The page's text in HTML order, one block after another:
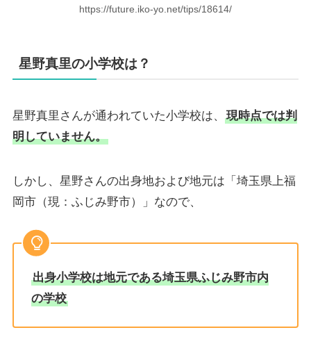
https://future.iko-yo.net/tips/18614/
星野真里の小学校は？
星野真里さんが通われていた小学校は、
現時点では判
明していません。
しかし、星野さんの出身地および地元は「埼玉県上福
岡市（現：ふじみ野市）」なので、
出身小学校は地元である埼玉県ふじみ野市内
の学校